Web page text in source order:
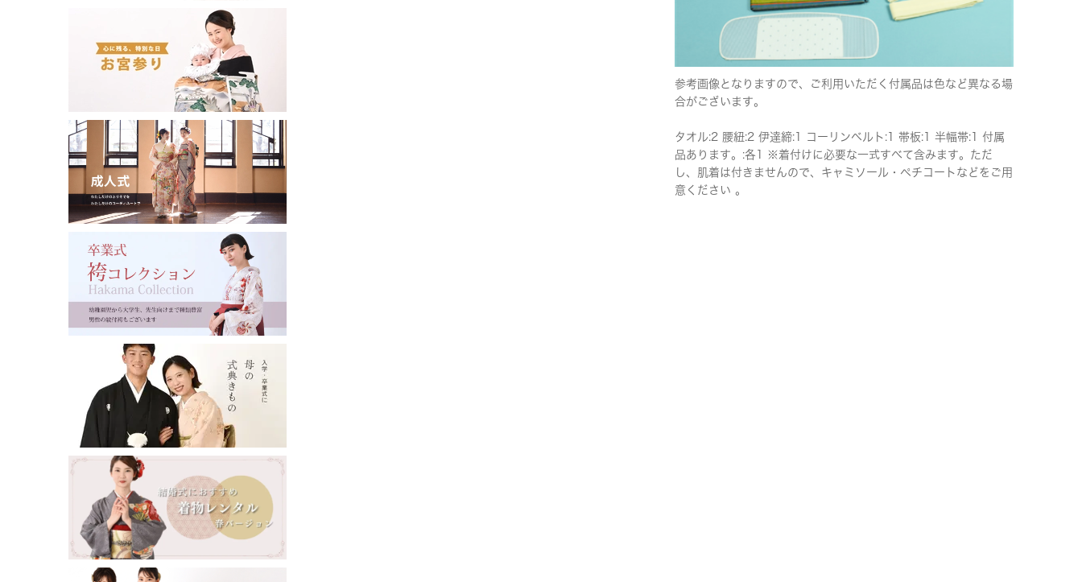
参考画像となりますので、ご利用いただく付属品は色など異なる場
合がございます。
タオル:2 腰紐:2 伊達締:1 コーリンベルト:1 帯板:1 半幅帯:1 付属
品あります。:各1 ※着付けに必要な一式すべて含みます。ただ
し、肌着は付きませんので、キャミソール・ペチコートなどをご用
意ください 。